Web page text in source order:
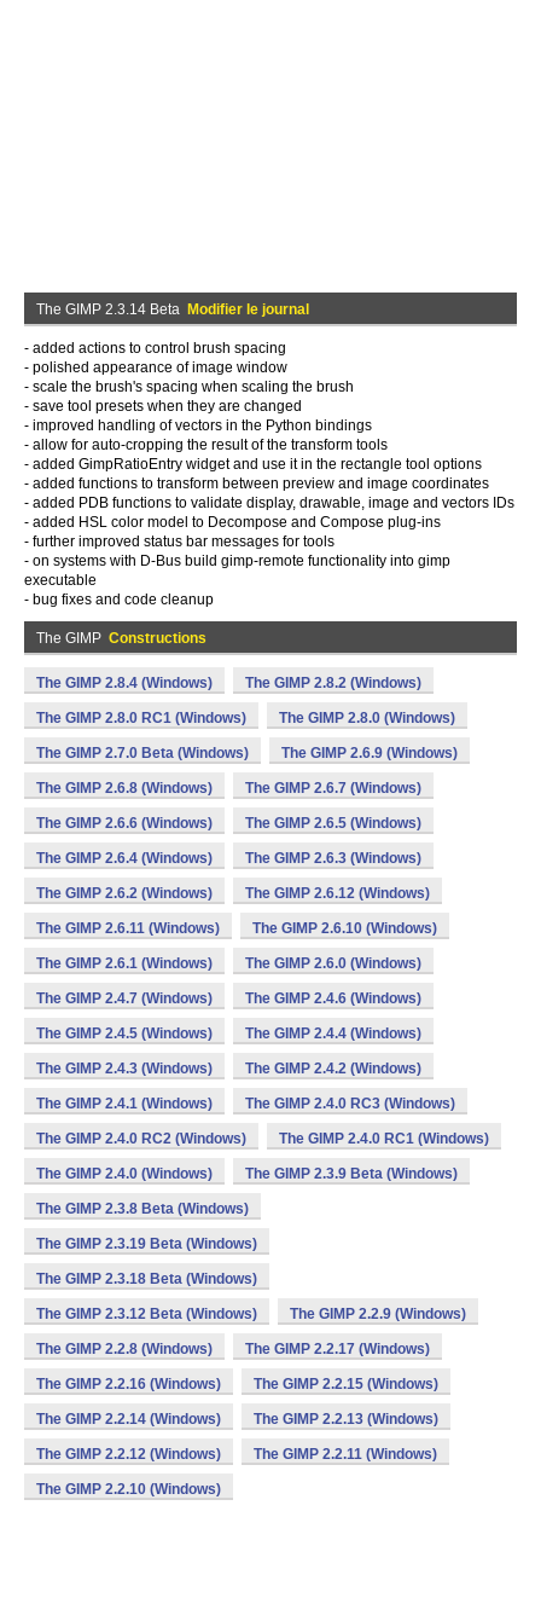
The GIMP 2.3.14 Beta Modifier le journal
- added actions to control brush spacing
- polished appearance of image window
- scale the brush's spacing when scaling the brush
- save tool presets when they are changed
- improved handling of vectors in the Python bindings
- allow for auto-cropping the result of the transform tools
- added GimpRatioEntry widget and use it in the rectangle tool options
- added functions to transform between preview and image coordinates
- added PDB functions to validate display, drawable, image and vectors IDs
- added HSL color model to Decompose and Compose plug-ins
- further improved status bar messages for tools
- on systems with D-Bus build gimp-remote functionality into gimp
executable
- bug fixes and code cleanup
The GIMP Constructions
The GIMP 2.8.4 (Windows) The GIMP 2.8.2 (Windows)
The GIMP 2.8.0 RC1 (Windows) The GIMP 2.8.0 (Windows)
The GIMP 2.7.0 Beta (Windows) The GIMP 2.6.9 (Windows)
The GIMP 2.6.8 (Windows) The GIMP 2.6.7 (Windows)
The GIMP 2.6.6 (Windows) The GIMP 2.6.5 (Windows)
The GIMP 2.6.4 (Windows) The GIMP 2.6.3 (Windows)
The GIMP 2.6.2 (Windows) The GIMP 2.6.12 (Windows)
The GIMP 2.6.11 (Windows) The GIMP 2.6.10 (Windows)
The GIMP 2.6.1 (Windows) The GIMP 2.6.0 (Windows)
The GIMP 2.4.7 (Windows) The GIMP 2.4.6 (Windows)
The GIMP 2.4.5 (Windows) The GIMP 2.4.4 (Windows)
The GIMP 2.4.3 (Windows) The GIMP 2.4.2 (Windows)
The GIMP 2.4.1 (Windows) The GIMP 2.4.0 RC3 (Windows)
The GIMP 2.4.0 RC2 (Windows) The GIMP 2.4.0 RC1 (Windows)
The GIMP 2.4.0 (Windows) The GIMP 2.3.9 Beta (Windows)
The GIMP 2.3.8 Beta (Windows)
The GIMP 2.3.19 Beta (Windows)
The GIMP 2.3.18 Beta (Windows)
The GIMP 2.3.12 Beta (Windows) The GIMP 2.2.9 (Windows)
The GIMP 2.2.8 (Windows) The GIMP 2.2.17 (Windows)
The GIMP 2.2.16 (Windows) The GIMP 2.2.15 (Windows)
The GIMP 2.2.14 (Windows) The GIMP 2.2.13 (Windows)
The GIMP 2.2.12 (Windows) The GIMP 2.2.11 (Windows)
The GIMP 2.2.10 (Windows)